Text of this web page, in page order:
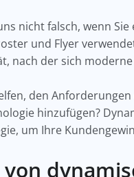
nicht falsch, wenn
und Flyer
nach der sich
den
hinzufügen?
um Ihre